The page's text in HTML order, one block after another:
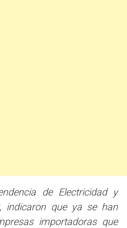
de Electricidad y
indicaron que ya se han
importadoras que